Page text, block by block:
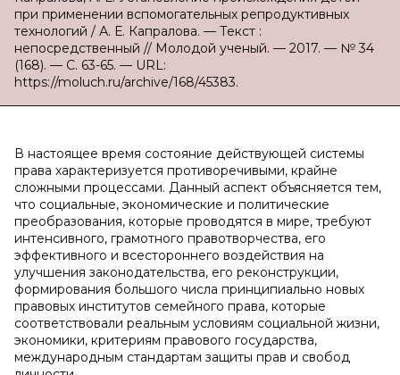
при применении вспомогательных репродуктивных
технологий / А. Е. Капралова. — Текст :
непосредственный // Молодой ученый. — 2017. — № 34
(168). — С. 63-65. — URL:
https://moluch.ru/archive/168/45383.
В настоящее время состояние действующей системы
права характеризуется противоречивыми, крайне
сложными процессами. Данный аспект объясняется тем,
что социальные, экономические и политические
преобразования, которые проводятся в мире, требуют
интенсивного, грамотного правотворчества, его
эффективного и всестороннего воздействия на
улучшения законодательства, его реконструкции,
формирования большого числа принципиально новых
правовых институтов семейного права, которые
соответствовали реальным условиям социальной жизни,
экономики, критериям правового государства,
международным стандартам защиты прав и свобод